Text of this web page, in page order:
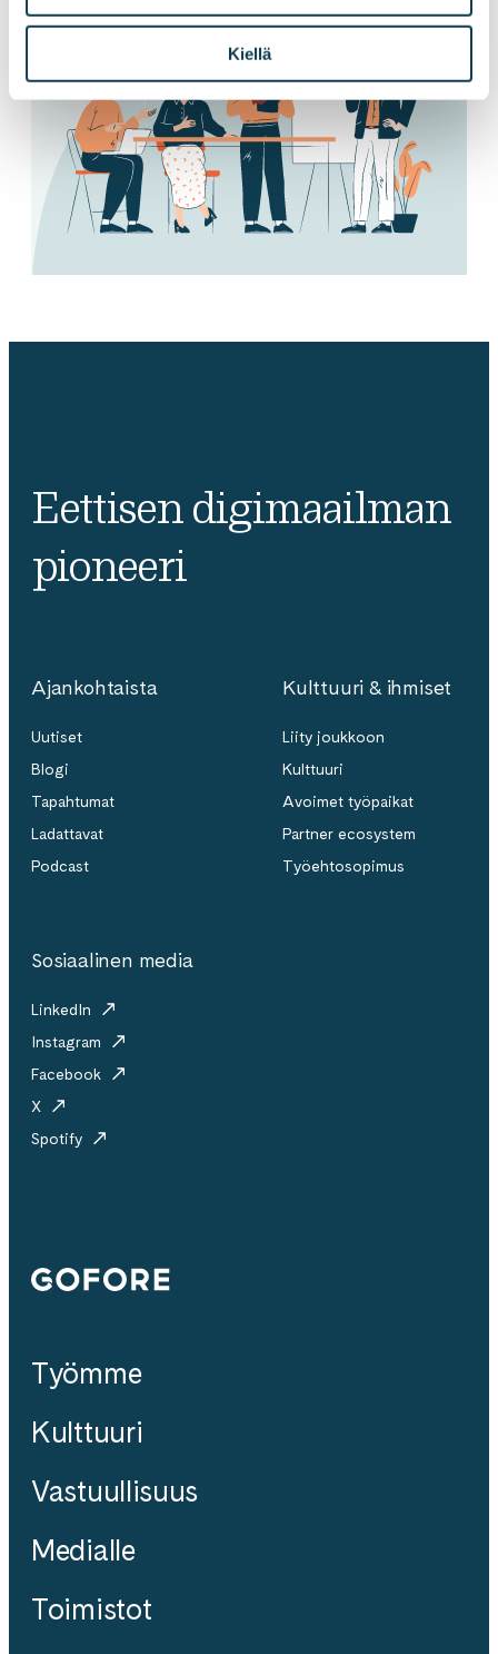
Kiellä
Eettisen digimaailman
pioneeri
Ajankohtaista
Uutiset
Blogi
Tapahtumat
Ladattavat
Podcast
Kulttuuri & ihmiset
Liity joukkoon
Kulttuuri
Avoimet työpaikat
Partner ecosystem
Työehtosopimus
Sosiaalinen media
LinkedIn
Instagram
Facebook
X
Spotify
Gofore
Työmme
Kulttuuri
Vastuullisuus
Medialle
Toimistot